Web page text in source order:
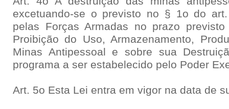
excetuando-se o previsto no § 1o do
pelas Forças Armadas no prazo
Proibição do Uso, Armazenamento,
Minas Antipessoal e sobre sua
programa a ser estabelecido pelo Poder
Art. 5o Esta Lei entra em vigor na data de